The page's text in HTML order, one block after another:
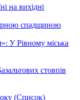
на вихідні
спадщиною
У Рівному міська
стовпів
(Список)